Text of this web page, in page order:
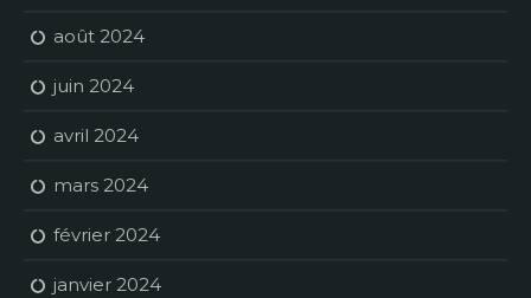
août 2024
juin 2024
avril 2024
mars 2024
février 2024
janvier 2024